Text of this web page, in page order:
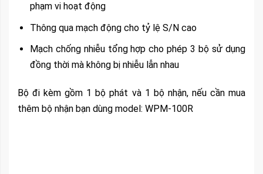
phạm vi hoạt động
Thông qua mạch động cho tỷ lệ S/N cao
Mạch chống nhiễu tổng hợp cho phép 3 bộ sử dụng
đồng thời mà không bị nhiễu lẫn nhau
Bộ đi kèm gồm 1 bộ phát và 1 bộ nhận, nếu cần mua
thêm bộ nhận bạn dùng model: WPM-100R